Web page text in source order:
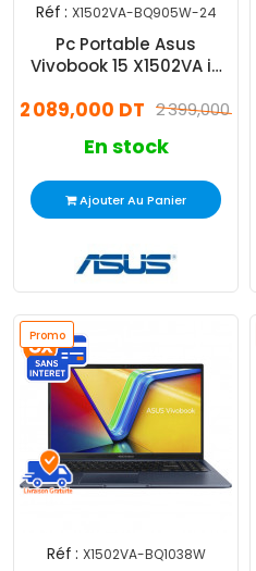
Réf : X1502VA-BQ905W-24
Pc Portable Asus
Vivobook 15 X1502VA i5
Windows 112 399,000 DT
2 089,000 DT
En stock
Ajouter Au Panier
Promo
Réf : X1502VA-BQ1038W